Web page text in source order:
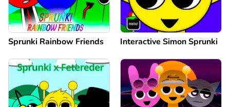
Sprunki Rainbow Friends Interactive Simon Sprunki